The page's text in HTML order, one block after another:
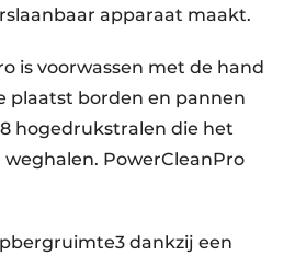
apparaat maakt.
is voorwassen met de hand
plaatst borden en pannen
hogedrukstralen die het
PowerCleanPro
dankzij een